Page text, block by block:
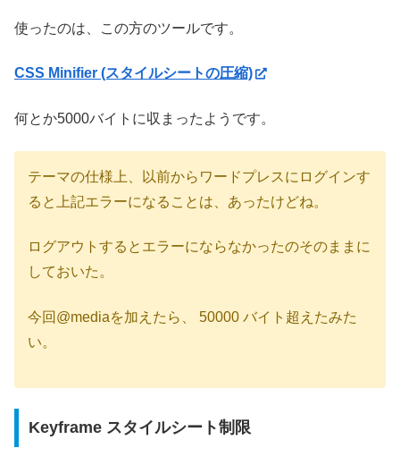
使ったのは、この方のツールです。
CSS Minifier (スタイルシートの圧縮)
何とか5000バイトに収まったようです。
テーマの仕様上、以前からワードプレスにログインす
ると上記エラーになることは、あったけどね。
ログアウトするとエラーにならなかったのそのままに
しておいた。
今回@mediaを加えたら、 50000 バイト超えたみた
い。
Keyframe スタイルシート制限